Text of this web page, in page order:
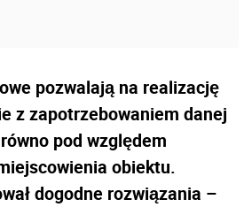
pozwalają na realizację
z zapotrzebowaniem danej
pod względem
obiektu.
dogodne rozwiązania –